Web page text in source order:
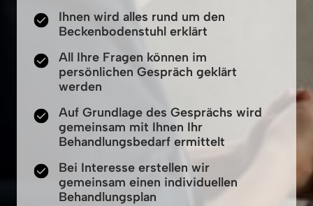
Ihnen wird alles rund um den
Beckenbodenstuhl erklärt
All Ihre Fragen können im
persönlichen Gespräch geklärt
werden
Auf Grundlage des Gesprächs wird
gemeinsam mit Ihnen Ihr
Behandlungsbedarf ermittelt
Bei Interesse erstellen wir
gemeinsam einen individuellen
Behandlungsplan